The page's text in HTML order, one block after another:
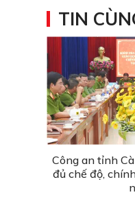
TIN
Công an tỉnh
đủ chế độ,